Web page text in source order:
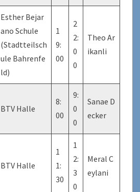
Esther Bejar
ano Schule
(Stadtteilsch
ule Bahrenfe
ld)
1
9:
00
2
2:
0
0
Theo Ar
ikanli
BTV Halle
8:
00
9:
0
0
Sanae D
ecker
BTV Halle
1
1:
30
1
2:
3
0
Meral C
eylani